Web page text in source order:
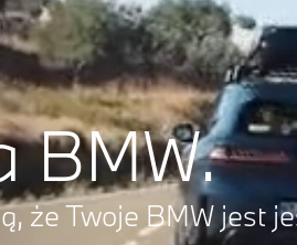
BMW.
że Twoje BMW jest